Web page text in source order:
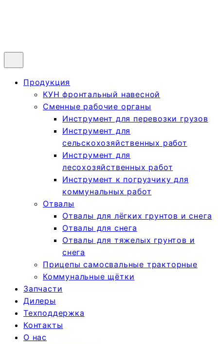
Продукция
КУН фронтальный навесной
Сменные рабочие органы
Инструмент для перевозки грузов
Инструмент для
сельскохозяйственных работ
Инструмент для
лесохозяйственных работ
Инструмент к погрузчику для
коммунальных работ
Отвалы
Отвалы для лёгких грунтов и снега
Отвалы для снега
Отвалы для тяжелых грунтов и
снега
Прицепы самосвальные тракторные
Коммунальные щётки
Запчасти
Дилеры
Техподдержка
Контакты
О нас